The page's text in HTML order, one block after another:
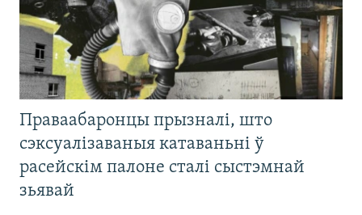
Праваабаронцы прызналі, што
сэксуалізаваныя катаваньні ў
расейскім палоне сталі сыстэмнай
зьявай